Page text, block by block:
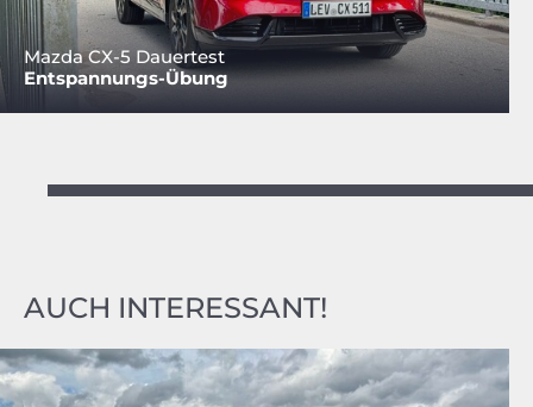
Mazda CX-5 Dauertest
Entspannungs-Übung
AUCH INTERESSANT!